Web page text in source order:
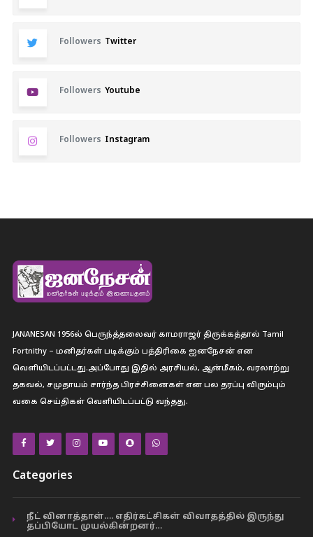
Followers Twitter
Followers Youtube
Followers Instagram
JANANESAN 1956ல் பெருந்த்தலைவர் காமராஜர் திருக்கத்தால் Tamil
Fortnithy – மனிதர்கள் படிக்கும் பத்திரிகை ஐனநேசன் என
வெளியிடப்பட்டது.அப்போது இதில் அரசியல், ஆன்மீகம், வரலாற்று
தகவல், சமுதாயம் சார்ந்த பிரச்சினைகள் என பல தரப்பு விரும்பும்
வகை செய்திகள் வெளியிடப்பட்டு வந்தது.
Categories
நீட் வினாத்தாள்…. எதிர்கட்சிகள் விவாதத்தில் இருந்து
தப்பியோட முயல்கின்றனர்…